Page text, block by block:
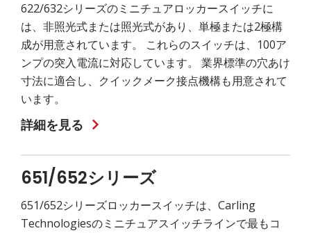
622/632シリーズのミニチュアロッカースイッチに
は、非照光式または照光式があり、単極または2極構
成が用意されています。 これらのスイッチは、100ア
ンプの突入電流に対応しています。 業界標準の穴あけ
寸法に適合し、クイックメーク接点機構も用意されて
います。
詳細を見る
651/652シリーズ
651/652シリーズロッカースイッチは、Carling
Technologiesのミニチュアスイッチラインで最もコ